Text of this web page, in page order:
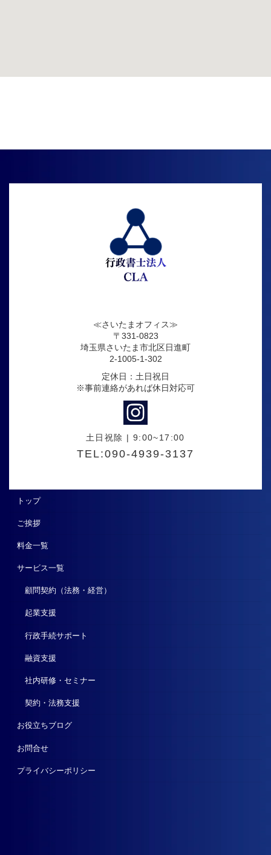
≪さいたまオフィス≫
〒331-0823
埼玉県さいたま市北区日進町
2-1005-1-302
定休日：土日祝日
※事前連絡があれば休日対応可
土日祝除 | 9:00~17:00
TEL:090-4939-3137
トップ
ご挨拶
料金一覧
サービス一覧
顧問契約（法務・経営）
起業支援
行政手続サポート
融資支援
社内研修・セミナー
契約・法務支援
お役立ちブログ
お問合せ
プライバシーポリシー